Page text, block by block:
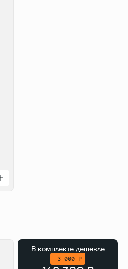
В комплекте дешевле
-3 000 ₽